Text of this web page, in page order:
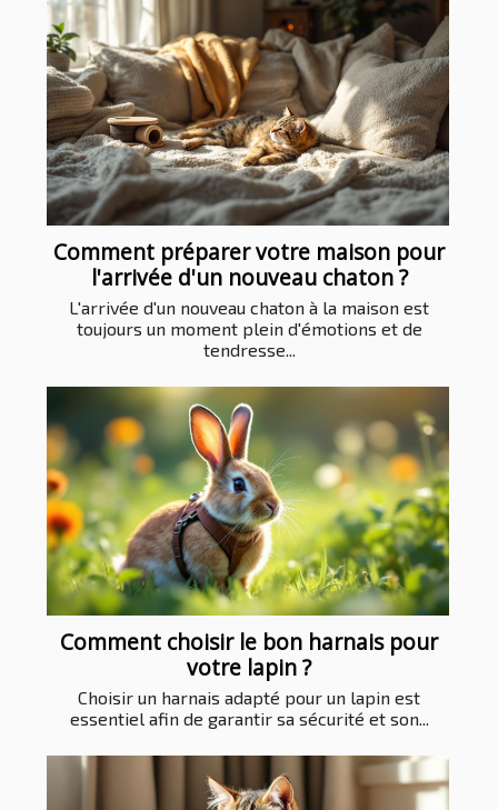
Comment préparer votre maison pour
l'arrivée d'un nouveau chaton ?
L'arrivée d'un nouveau chaton à la maison est
toujours un moment plein d'émotions et de
tendresse...
Comment choisir le bon harnais pour
votre lapin ?
Choisir un harnais adapté pour un lapin est
essentiel afin de garantir sa sécurité et son...